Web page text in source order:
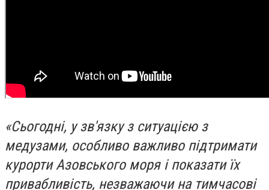
«Сьогодні, у зв'язку з ситуацією з
медузами, особливо важливо підтримати
курорти Азовського моря і показати їх
привабливість, незважаючи на тимчасові